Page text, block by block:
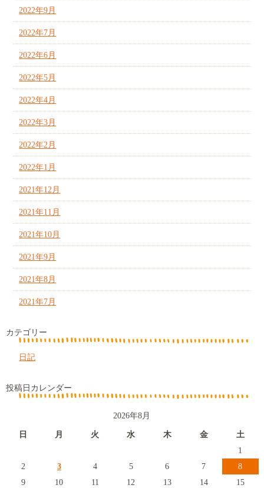
2022年9月
2022年7月
2022年6月
2022年5月
2022年4月
2022年3月
2022年2月
2022年1月
2021年12月
2021年11月
2021年10月
2021年9月
2021年8月
2021年7月
カテゴリー
日記
投稿日カレンダー
2026年8月
日 月 火 水 木 金
土
1
2
3 4 5 6 7
8
9
10 11 12 13 14 15